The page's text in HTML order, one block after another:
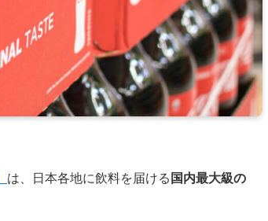
は、日本各地に飲料を届ける国内最大級の